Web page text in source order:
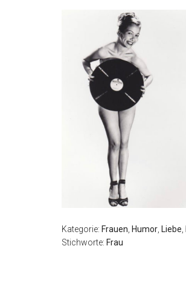
Kategorie: Frauen Humor Liebe
Stichworte: Frau